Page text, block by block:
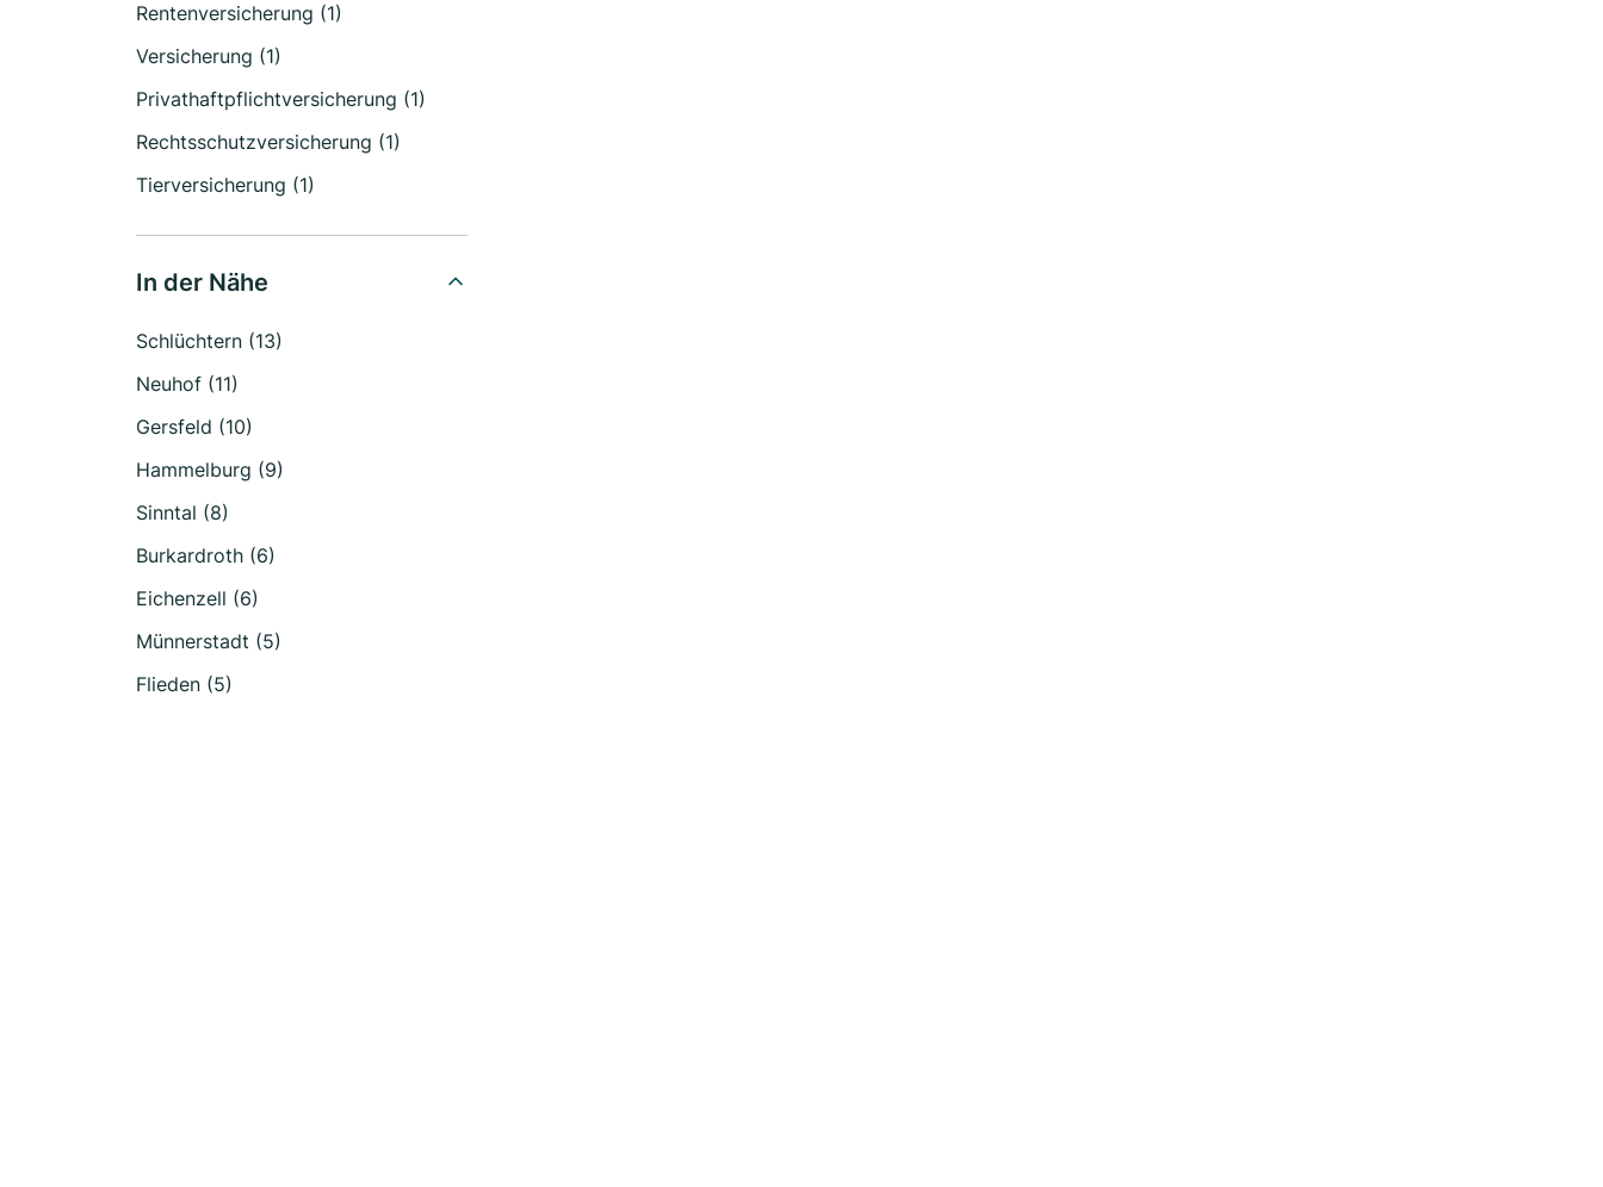
Rentenversicherung (1)
Versicherung (1)
Privathaftpflichtversicherung (1)
Rechtsschutzversicherung (1)
Tierversicherung (1)
In der Nähe
Schlüchtern (13)
Neuhof (11)
Gersfeld (10)
Hammelburg (9)
Sinntal (8)
Burkardroth (6)
Eichenzell (6)
Münnerstadt (5)
Flieden (5)